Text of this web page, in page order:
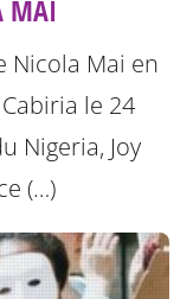
MAI
Nicola Mai en
le 24
Nigeria, Joy
(…)